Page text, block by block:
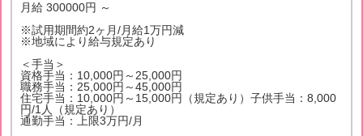
月給 300000円 ～
※試用期間約2ヶ月/月給1万円減
※地域により給与規定あり
＜手当＞
資格手当：10,000円～25,000円
職務手当：25,000円～45,000円
住宅手当：10,000円～15,000円（規定あり）子供手当：8,000
円/1人（規定あり）
通勤手当：上限3万円/月